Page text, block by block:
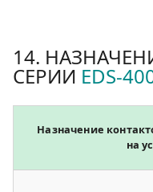
14.
СЕРИИ EDS-
Назначение
на